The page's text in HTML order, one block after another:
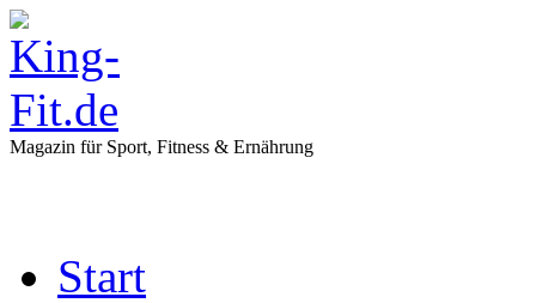
Magazin für Sport, Fitness & Ernährung
Start